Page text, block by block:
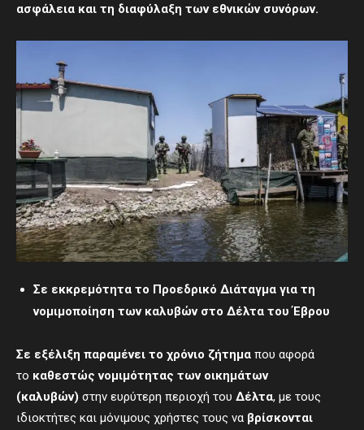
ασφάλεια και τη διαφύλαξη των εθνικών συνόρων.
Σε εκκρεμότητα το Προεδρικό Διάταγμα για τη
νομιμοποίηση των καλυβών στο Δέλτα του Έβρου
Σε εξέλιξη παραμένει το χρόνιο ζήτημα που αφορά
το καθεστώς νομιμότητας των οικημάτων
(καλυβών) στην ευρύτερη περιοχή του Δέλτα, με τους
ιδιοκτήτες και μόνιμους χρήστες τους να βρίσκονται